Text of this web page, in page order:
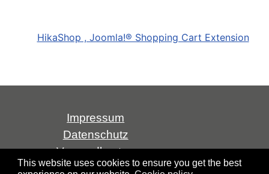
This website uses cookies to ensure you get the best
HikaShop , Joomla!® Shopping Cart Extension
Impressum
Datenschutz
Versandkosten
AGB